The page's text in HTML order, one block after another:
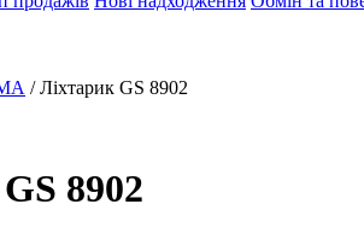
/ Ліхтарик GS 8902
8902